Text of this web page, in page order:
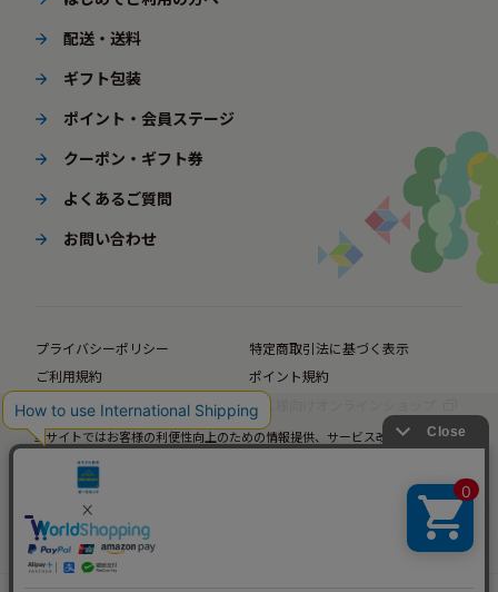
配送・送料
ギフト包装
ポイント・会員ステージ
クーポン・ギフト券
よくあるご質問
お問い合わせ
プライバシーポリシー
特定商取引法に基づく表示
ご利用規約
ポイント規約
企業サイト
法人様向けオンラインショップ
当サイトではお客様の利便性向上のための情報提供、サービス改善のための分
当サイトの閲覧を継続された場合、Cookieの使用にご同意いただいたものとみ
なします。
詳細については